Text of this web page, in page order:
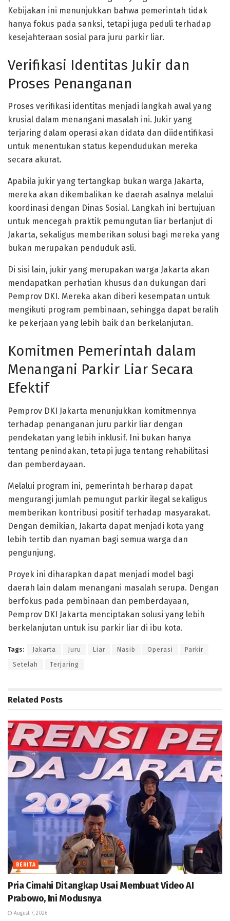
Kebijakan ini menunjukkan bahwa pemerintah tidak
hanya fokus pada sanksi, tetapi juga peduli terhadap
kesejahteraan sosial para juru parkir liar.
Verifikasi Identitas Jukir dan
Proses Penanganan
Proses verifikasi identitas menjadi langkah awal yang
krusial dalam menangani masalah ini. Jukir yang
terjaring dalam operasi akan didata dan diidentifikasi
untuk menentukan status kependudukan mereka
secara akurat.
Apabila jukir yang tertangkap bukan warga Jakarta,
mereka akan dikembalikan ke daerah asalnya melalui
koordinasi dengan Dinas Sosial. Langkah ini bertujuan
untuk mencegah praktik pemungutan liar berlanjut di
Jakarta, sekaligus memberikan solusi bagi mereka yang
bukan merupakan penduduk asli.
Di sisi lain, jukir yang merupakan warga Jakarta akan
mendapatkan perhatian khusus dan dukungan dari
Pemprov DKI. Mereka akan diberi kesempatan untuk
mengikuti program pembinaan, sehingga dapat beralih
ke pekerjaan yang lebih baik dan berkelanjutan.
Komitmen Pemerintah dalam
Menangani Parkir Liar Secara
Efektif
Pemprov DKI Jakarta menunjukkan komitmennya
terhadap penanganan juru parkir liar dengan
pendekatan yang lebih inklusif. Ini bukan hanya
tentang penindakan, tetapi juga tentang rehabilitasi
dan pemberdayaan.
Melalui program ini, pemerintah berharap dapat
mengurangi jumlah pemungut parkir ilegal sekaligus
memberikan kontribusi positif terhadap masyarakat.
Dengan demikian, Jakarta dapat menjadi kota yang
lebih tertib dan nyaman bagi semua warga dan
pengunjung.
Proyek ini diharapkan dapat menjadi model bagi
daerah lain dalam menangani masalah serupa. Dengan
berfokus pada pembinaan dan pemberdayaan,
Pemprov DKI Jakarta menciptakan solusi yang lebih
berkelanjutan untuk isu parkir liar di ibu kota.
Tags: Jakarta Juru Liar Nasib Operasi Parkir
Setelah Terjaring
Related Posts
BERITA
Pria Cimahi Ditangkap Usai Membuat Video AI
Prabowo, Ini Modusnya
August 7, 2026